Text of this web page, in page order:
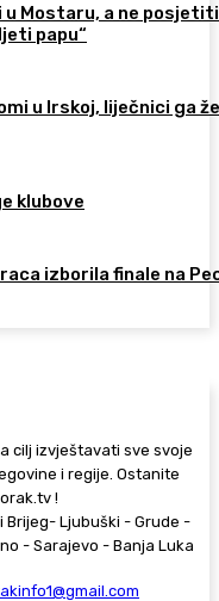
Mostaru, a ne posjetiti
papu“
u Irskoj, liječnici ga
klubove
izborila finale na
cilj izvještavati sve svoje
i regije. Ostanite
!
Brijeg- Ljubuški - Grude -
- Sarajevo - Banja Luka